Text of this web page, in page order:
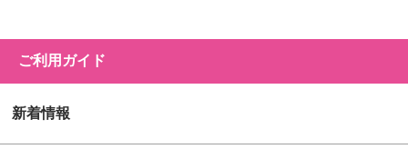
ご利用ガイド
新着情報